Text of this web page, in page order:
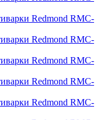
Redmond RMC-
Redmond RMC-
Redmond RMC-
Redmond RMC-
Redmond RMC-